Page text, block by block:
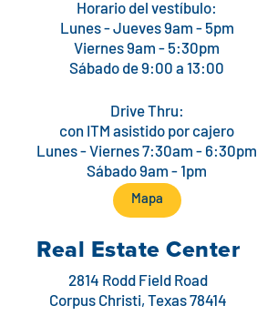
Horario del vestíbulo:
Lunes - Jueves 9am - 5pm
Viernes 9am - 5:30pm
Sábado de 9:00 a 13:00
Drive Thru:
con ITM asistido por cajero
Lunes - Viernes 7:30am - 6:30pm
Sábado 9am - 1pm
Mapa
Real Estate Center
2814 Rodd Field Road
Corpus Christi, Texas 78414